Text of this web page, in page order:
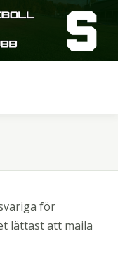
för
lättast att maila